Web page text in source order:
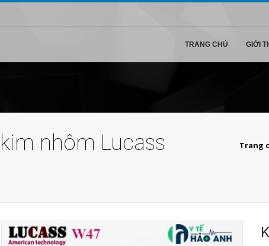
TRANG CHỦ GIỚI
nhôm Lucass
Trang